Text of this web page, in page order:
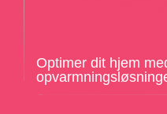
Optimer dit hjem